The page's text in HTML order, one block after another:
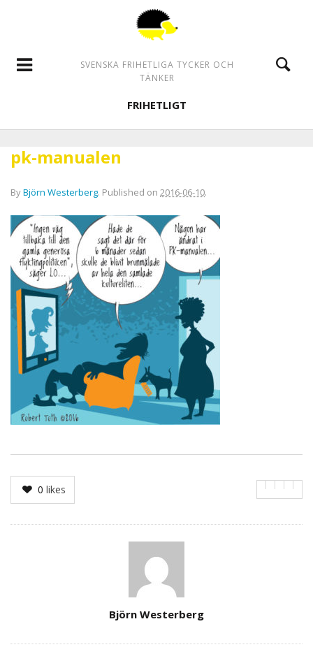
SVENSKA FRIHETLIGA TYCKER OCH
TÄNKER
FRIHETLIGT
pk-manualen
ByBjörn Westerberg. Published on 2016-06-10.
0 likes
Björn Westerberg